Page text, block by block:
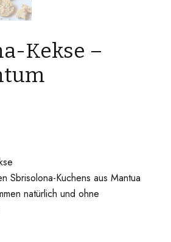
Kekse –
Sbrisolona-Kuchens aus Mantua
natürlich und ohne